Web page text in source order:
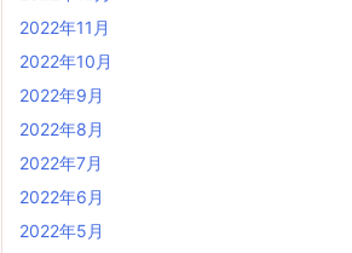
2022年11月
2022年10月
2022年9月
2022年8月
2022年7月
2022年6月
2022年5月